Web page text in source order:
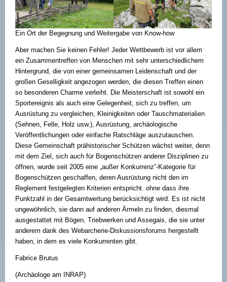
Ein Ort der Begegnung und Weitergabe von Know-how
Aber machen Sie keinen Fehler! Jeder Wettbewerb ist vor allem
ein Zusammentreffen von Menschen mit sehr unterschiedlichem
Hintergrund, die von einer gemeinsamen Leidenschaft und der
großen Geselligkeit angezogen werden, die diesen Treffen einen
so besonderen Charme verleiht. Die Meisterschaft ist sowohl ein
Sportereignis als auch eine Gelegenheit, sich zu treffen, um
Ausrüstung zu vergleichen, Kleinigkeiten oder Tauschmaterialien
(Sehnen, Felle, Holz usw.), Ausrüstung, archäologische
Veröffentlichungen oder einfache Ratschläge auszutauschen.
Diese Gemeinschaft prähistorischer Schützen wächst weiter, denn
mit dem Ziel, sich auch für Bogenschützen anderer Disziplinen zu
öffnen, wurde seit 2005 eine „außer Konkurrenz“-Kategorie für
Bogenschützen geschaffen, deren Ausrüstung nicht den im
Reglement festgelegten Kriterien entspricht. ohne dass ihre
Punktzahl in der Gesamtwertung berücksichtigt wird. Es ist nicht
ungewöhnlich, sie dann auf anderen Ärmeln zu finden, diesmal
ausgestattet mit Bögen, Triebwerken und Assegais, die sie unter
anderem dank des Webarcherie-Diskussionsforums hergestellt
haben, in dem es viele Konkurrenten gibt.
Fabrice Brutus
(Archäologe am INRAP)